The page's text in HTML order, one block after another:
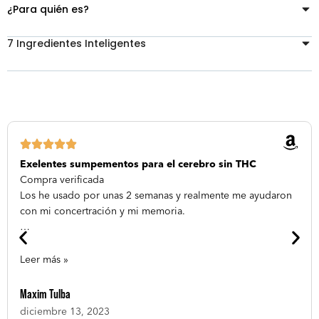
¿Para quién es?
7 Ingredientes Inteligentes
Exelentes sumpementos para el cerebro sin THC
Compra verificada
Los he usado por unas 2 semanas y realmente me ayudaron
con mi concertración y mi memoria.
…
M
a
x
i
m
T
u
b
Leer más »
Maxim Tulba
diciembre 13, 2023